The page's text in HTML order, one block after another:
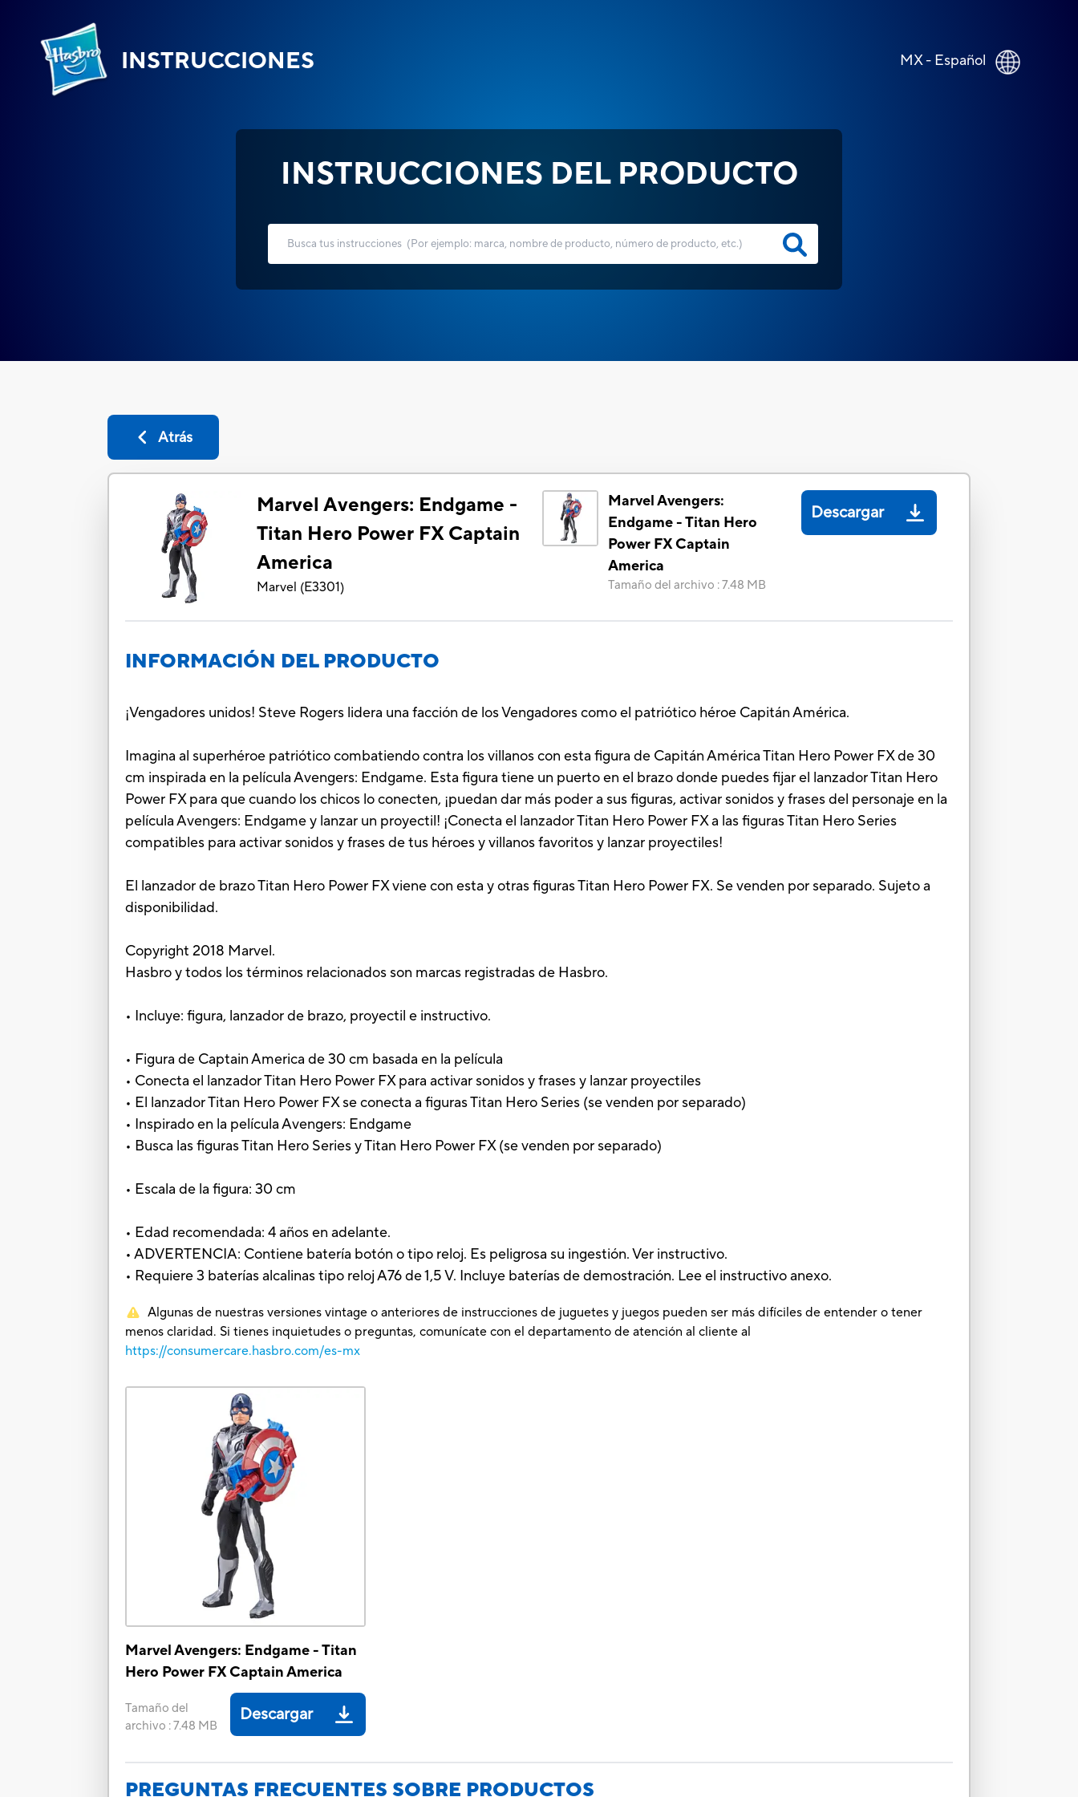
INSTRUCCIONES MX - Español
INSTRUCCIONES DEL PRODUCTO
Atrás
Marvel Avengers: Endgame -
Titan Hero Power FX Captain
America
Marvel (E3301)
Marvel Avengers:
Endgame - Titan Hero
Power FX Captain
America
Tamaño del archivo :7.48 MB
Descargar
INFORMACIÓN DEL PRODUCTO
¡Vengadores unidos! Steve Rogers lidera una facción de los Vengadores como el patriótico héroe Capitán América.
Imagina al superhéroe patriótico combatiendo contra los villanos con esta figura de Capitán América Titan Hero Power FX de 30
cm inspirada en la película Avengers: Endgame. Esta figura tiene un puerto en el brazo donde puedes fijar el lanzador Titan Hero
Power FX para que cuando los chicos lo conecten, ¡puedan dar más poder a sus figuras, activar sonidos y frases del personaje en la
película Avengers: Endgame y lanzar un proyectil! ¡Conecta el lanzador Titan Hero Power FX a las figuras Titan Hero Series
compatibles para activar sonidos y frases de tus héroes y villanos favoritos y lanzar proyectiles!
El lanzador de brazo Titan Hero Power FX viene con esta y otras figuras Titan Hero Power FX. Se venden por separado. Sujeto a
disponibilidad.
Copyright 2018 Marvel.
Hasbro y todos los términos relacionados son marcas registradas de Hasbro.
• Incluye: figura, lanzador de brazo, proyectil e instructivo.
• Figura de Captain America de 30 cm basada en la película
• Conecta el lanzador Titan Hero Power FX para activar sonidos y frases y lanzar proyectiles
• El lanzador Titan Hero Power FX se conecta a figuras Titan Hero Series (se venden por separado)
• Inspirado en la película Avengers: Endgame
• Busca las figuras Titan Hero Series y Titan Hero Power FX (se venden por separado)
• Escala de la figura: 30 cm
• Edad recomendada: 4 años en adelante.
• ADVERTENCIA: Contiene batería botón o tipo reloj. Es peligrosa su ingestión. Ver instructivo.
• Requiere 3 baterías alcalinas tipo reloj A76 de 1,5 V. Incluye baterías de demostración. Lee el instructivo anexo.
Algunas de nuestras versiones vintage o anteriores de instrucciones de juguetes y juegos pueden ser más difíciles de entender o tener
menos claridad. Si tienes inquietudes o preguntas, comunícate con el departamento de atención al cliente al
https://consumercare.hasbro.com/es-mx
Marvel Avengers: Endgame - Titan
Hero Power FX Captain America
Tamaño del
archivo :7.48 MB
Descargar
PREGUNTAS FRECUENTES SOBRE PRODUCTOS